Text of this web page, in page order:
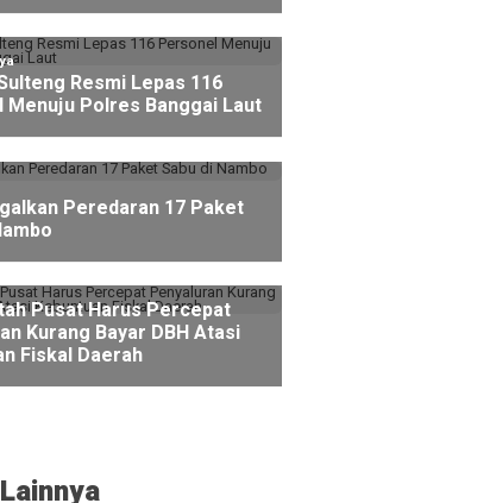
Resmi Lepas 116
Menuju Polres Banggai Laut
Peredaran 17 Paket
Pusat Harus Percepat
Kurang Bayar DBH Atasi
Fiskal Daerah